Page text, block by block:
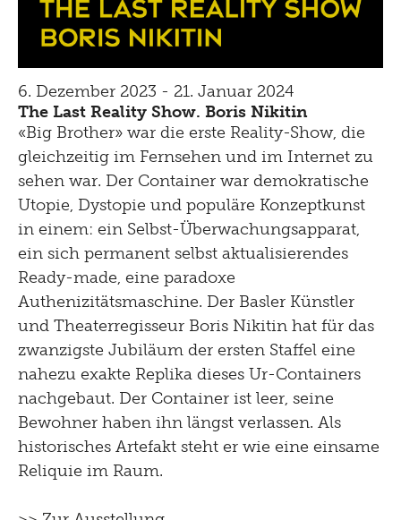
6. Dezember 2023 - 21. Januar 2024
The Last Reality Show. Boris Nikitin
«Big Brother» war die erste Reality-Show, die
gleichzeitig im Fernsehen und im Internet zu
sehen war. Der Container war demokratische
Utopie, Dystopie und populäre Konzeptkunst
in einem: ein Selbst-Überwachungsapparat,
ein sich permanent selbst aktualisierendes
Ready-made, eine paradoxe
Authenizitätsmaschine. Der Basler Künstler
und Theaterregisseur Boris Nikitin hat für das
zwanzigste Jubiläum der ersten Staffel eine
nahezu exakte Replika dieses Ur-Containers
nachgebaut. Der Container ist leer, seine
Bewohner haben ihn längst verlassen. Als
historisches Artefakt steht er wie eine einsame
Reliquie im Raum.